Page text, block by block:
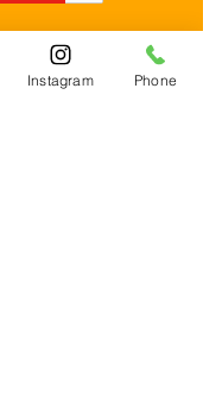
Instagram Phone